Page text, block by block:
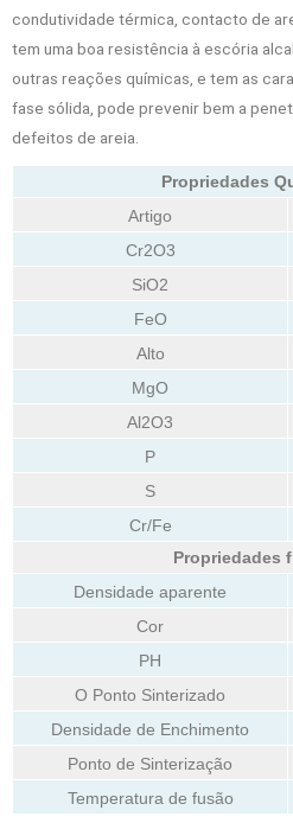
condutividade térmica, contacto de
tem uma boa resistência à escória
outras reações químicas, e tem as
fase sólida, pode prevenir bem a
defeitos de areia.
Propriedades
Artigo
Cr2O3
SiO2
FeO
Alto
MgO
Al2O3
P
S
Cr/Fe
Propriedades
Densidade aparente
Cor
PH
O Ponto Sinterizado
Densidade de Enchimento
Ponto de Sinterização
Temperatura de fusão